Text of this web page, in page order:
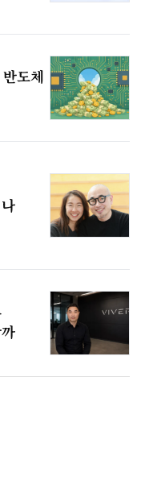
반도체